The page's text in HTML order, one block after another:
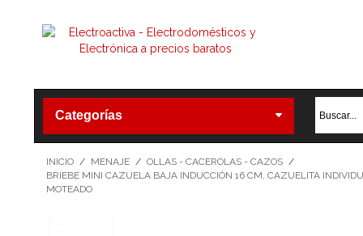
Categorías
INICIO / MENAJE / OLLAS - CACEROLAS - CAZOS /
BRIEBE MINI CAZUELA BAJA INDUCCIÓN 16 CM, CAZUELITA
MOTEADO